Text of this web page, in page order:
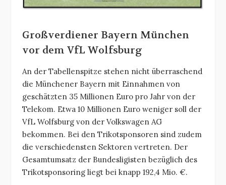
Großverdiener Bayern München
vor dem VfL Wolfsburg
An der Tabellenspitze stehen nicht überraschend
die Münchener Bayern mit Einnahmen von
geschätzten 35 Millionen Euro pro Jahr von der
Telekom. Etwa 10 Millionen Euro weniger soll der
VfL Wolfsburg von der Volkswagen AG
bekommen. Bei den Trikotsponsoren sind zudem
die verschiedensten Sektoren vertreten. Der
Gesamtumsatz der Bundesligisten bezüglich des
Trikotsponsoring liegt bei knapp 192,4 Mio. €.